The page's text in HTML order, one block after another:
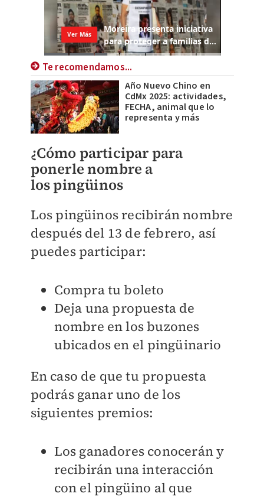
Te recomendamos...
Año Nuevo Chino en
CdMx 2025: actividades,
FECHA, animal que lo
representa y más
¿Cómo participar para
ponerle nombre a
lospingüinos
Los pingüinos recibirán nombre
después del 13 de febrero, así
puedes participar:
Compra tu boleto
Deja una propuesta de
nombre en los buzones
ubicados en el pingüinario
En caso de que tu propuesta
podrás ganar uno de los
siguientes premios:
Los ganadores conocerán y
recibirán una interacción
con el pingüino al que